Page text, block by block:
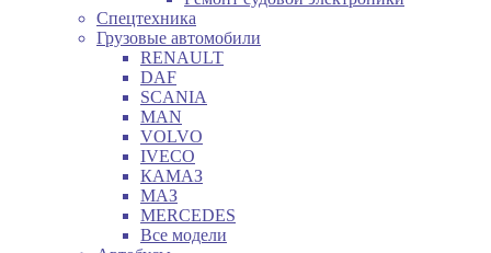
Спецтехника
Грузовые автомобили
RENAULT
DAF
SCANIA
MAN
VOLVO
IVECO
КАМАЗ
МАЗ
MERCEDES
Все модели